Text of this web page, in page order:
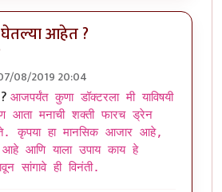
आहेत ?
08/2019 20:04
सिरियल मधली गीता.byतमराज
आजपर्यंत कुणा डॉक्टरला मी याविषयी
आता मनाची शक्ती फारच ड्रेन
कृपया हा मानसिक आजार आहे,
आणि याला उपाय काय हे
सांगावे ही विनंती.